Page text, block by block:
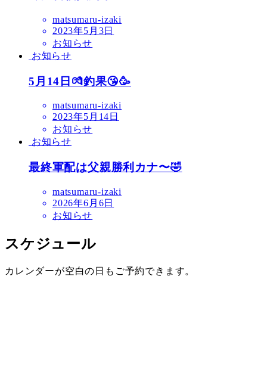
matsumaru-izaki
2023年5月3日
お知らせ
お知らせ
5月14日💏釣果😘🥳
matsumaru-izaki
2023年5月14日
お知らせ
お知らせ
最終軍配は父親勝利カナ〜🤣
matsumaru-izaki
2026年6月6日
お知らせ
スケジュール
カレンダーが空白の日もご予約できます。